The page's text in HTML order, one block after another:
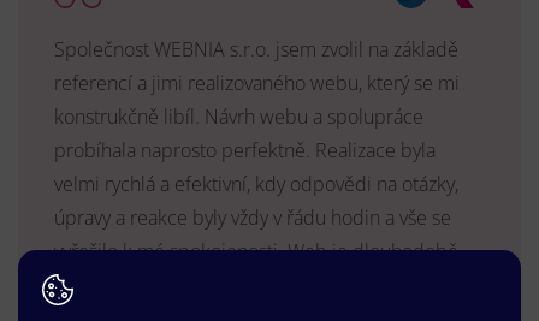
Společnost WEBNIA s.r.o. jsem zvolil na základě
referencí a jimi realizovaného webu, který se mi
konstrukčně libíl. Návrh webu a spolupráce
probíhala naprosto perfektně. Realizace byla
velmi rychlá a efektivní, kdy odpovědi na otázky,
úpravy a reakce byly vždy v řádu hodin a vše se
vyřešilo k mé spokojenosti. Web je dlouhodobě
vyhovující, stabilní, průběžně upravován a podílí se